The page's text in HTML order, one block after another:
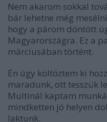
Nem akarom sokkal
bár lehetne még
hogy a párom döntött
Magyarországra. Ez a
márciusában történt.
Én úgy költöztem ki
maradunk, ott tesszük
Multinál kaptam
mindketten jó helyen
laktunk.